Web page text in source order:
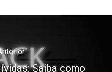
Saiba como